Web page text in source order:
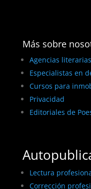
Más sobre
Agencias literarias
Especialistas en
Cursos para
Privacidad
Editoriales de
Lectura
Corrección